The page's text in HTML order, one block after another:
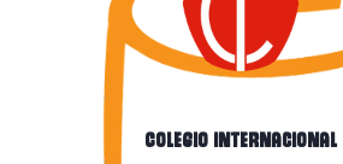
Colegio Internacional